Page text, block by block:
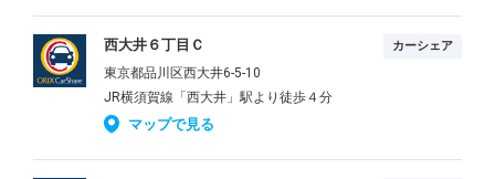
西大井６丁目Ｃ カーシェア
東京都品川区西大井6-5-10
JR横須賀線「西大井」駅より徒歩４分
マップで見る